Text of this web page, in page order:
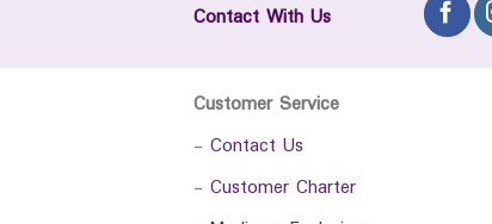
Contact With Us
Customer Service
- Contact Us
- Customer Charter